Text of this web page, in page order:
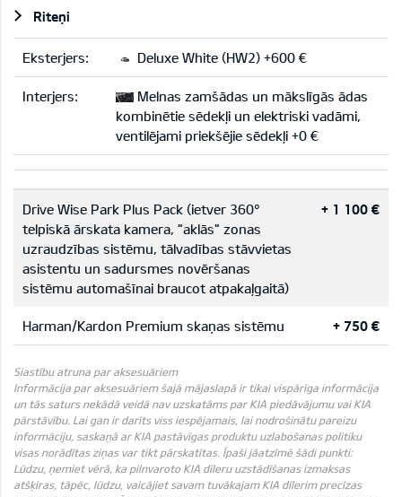
Riteņi
Eksterjers: Deluxe White (HW2) +600 €
Interjers:
Melnas zamšādas un mākslīgās ādas
kombinētie sēdekļi un elektriski vadāmi,
ventilējami priekšējie sēdekļi +0 €
Drive Wise Park Plus Pack (ietver 360°
telpiskā ārskata kamera, "aklās" zonas
uzraudzības sistēmu, tālvadības stāvvietas
asistentu un sadursmes novēršanas
sistēmu automašīnai braucot atpakaļgaitā)
+ 1 100 €
Harman/Kardon Premium skaņas sistēmu + 750 €
Siastību atruna par aksesuāriem
Informācija par aksesuāriem šajā mājaslapā ir tikai vispārīga informācija
un tās saturs nekādā veidā nav uzskatāms par KIA piedāvājumu vai KIA
pārstāvību. Lai gan ir darīts viss iespējamais, lai nodrošinātu pareizu
informāciju, saskaņā ar KIA pastāvīgas produktu uzlabošanas politiku
visas norādītas ziņas var tikt pārskatītas. Īpaši jāatzīmē šādi punkti:
Lūdzu, ņemiet vērā, ka pilnvaroto KIA dīleru uzstādīšanas izmaksas
atšķiras, tāpēc, lūdzu, vaicājiet savam tuvākajam KIA dīlerim precīzas